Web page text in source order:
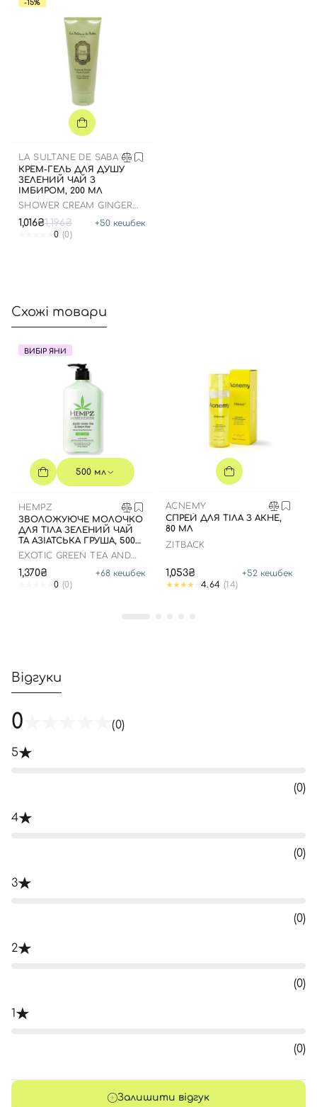
-15%
LA SULTANE DE SABA
КРЕМ-ГЕЛЬ ДЛЯ ДУШУ
ЗЕЛЕНИЙ ЧАЙ З
ІМБИРОМ, 200 МЛ
SHOWER CREAM GINGER
1,016₴1,196₴ +50 кешбек
0 (0)
Схожі товари
ВИБІР ЯНИ
500 мл
HEMPZ
ЗВОЛОЖУЮЧЕ МОЛОЧКО
ДЛЯ ТІЛА ЗЕЛЕНИЙ ЧАЙ
ТА АЗІАТСЬКА ГРУША, 500
МЛ
EXOTIC GREEN TEA AND
MOISTURIZER
1,370₴ +68 кешбек
0 (0)
ACNEMY
СПРЕЙ ДЛЯ ТІЛА З АКНЕ,
80 МЛ
ZITBACK
1,053₴ +52 кешбек
4.64 (14)
Відгуки
0 (0)
5
(0)
4
(0)
3
(0)
2
(0)
1
(0)
Залишити відгук
Вхід
Номер телефону
Відправляючи форму для авторизації/реєстрації ви
приймаєте умовиУгоди користувача